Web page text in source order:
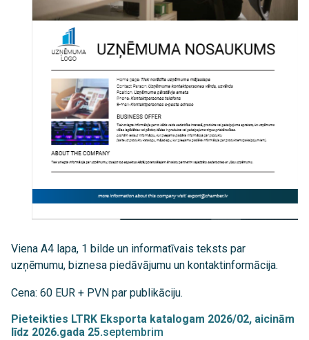
Viena A4 lapa, 1 bilde un informatīvais teksts par
uzņēmumu, biznesa piedāvājumu un kontaktinformācija.
Cena: 60 EUR + PVN par publikāciju.
Pieteikties LTRK Eksporta katalogam 2026/02, aicinām
līdz 2026.gada 25.septembrim